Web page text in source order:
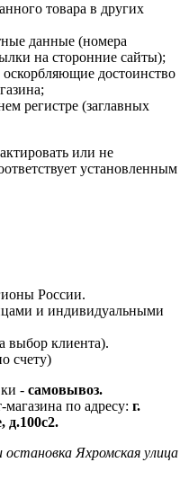
товара в других
данные (номера
на сторонние сайты);
достоинство
регистре (заглавных
или не
установленным
России.
и индивидуальными
клиента).
счету)
- самовывоз.
по адресу: г.
д.100с2.
Яхромская улица